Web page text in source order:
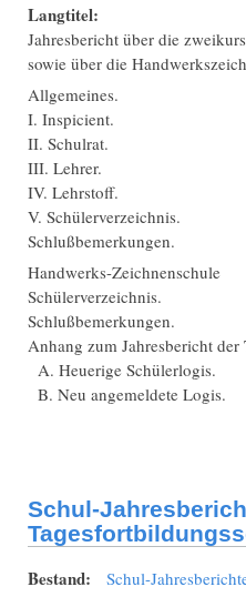
Langtitel:
Jahresbericht über die
sowie über die
Allgemeines.
I. Inspicient.
II. Schulrat.
III. Lehrer.
IV. Lehrstoff.
V. Schülerverzeichnis.
Schlußbemerkungen.
Handwerks-Zeichnenschule
Schülerverzeichnis.
Schlußbemerkungen.
Anhang zum Jahresbericht
A. Heuerige Schülerlogis.
B. Neu angemeldete Logis.
Schul-
Bestand: Schul-